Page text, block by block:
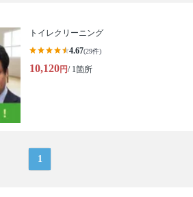
トイレクリーニング
4.67(29件)
10,120円/ 1箇所
1